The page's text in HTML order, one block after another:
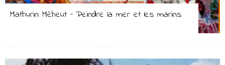
Mathurin Méheut – Peindre la mer et les marins